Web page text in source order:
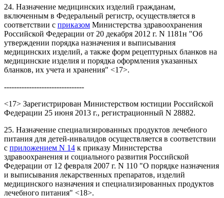
24. Назначение медицинских изделий гражданам,
включенным в Федеральный регистр, осуществляется в
соответствии с приказом Министерства здравоохранения
Российской Федерации от 20 декабря 2012 г. N 1181н "Об
утверждении порядка назначения и выписывания
медицинских изделий, а также форм рецептурных бланков на
медицинские изделия и порядка оформления указанных
бланков, их учета и хранения" <17>.
--------------------------------
<17> Зарегистрирован Министерством юстиции Российской
Федерации 25 июня 2013 г., регистрационный N 28882.
25. Назначение специализированных продуктов лечебного
питания для детей-инвалидов осуществляется в соответствии
с приложением N 14 к приказу Министерства
здравоохранения и социального развития Российской
Федерации от 12 февраля 2007 г. N 110 "О порядке назначения
и выписывания лекарственных препаратов, изделий
медицинского назначения и специализированных продуктов
лечебного питания" <18>.